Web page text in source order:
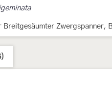
Breitgesäumter Zwergspanner,